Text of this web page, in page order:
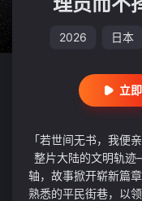
2026 日本
立
「若世间无书，我便
整片大陆的文明轨
轴，故事掀开崭新篇
熟悉的平民街巷，以